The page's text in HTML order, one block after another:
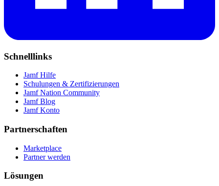
Schnelllinks
Jamf Hilfe
Schulungen & Zertifizierungen
Jamf Nation Community
Jamf Blog
Jamf Konto
Partnerschaften
Marketplace
Partner werden
Lösungen